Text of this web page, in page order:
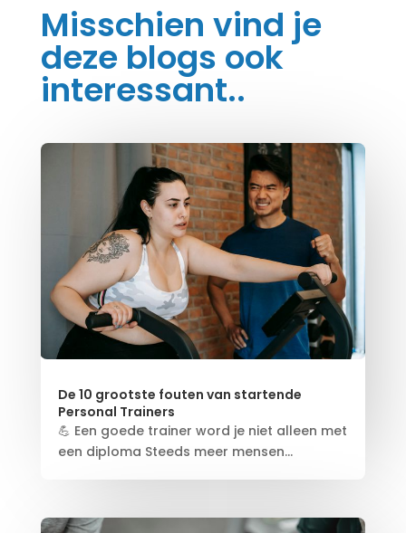
Misschien vind je
deze blogs ook
interessant..
De 10 grootste fouten van startende
Personal Trainers
💪 Een goede trainer word je niet alleen met
een diploma Steeds meer mensen...